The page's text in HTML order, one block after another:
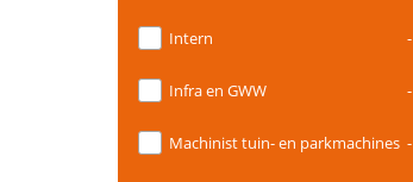
Intern -
Infra en GWW -
Machinist tuin- en parkmachines -